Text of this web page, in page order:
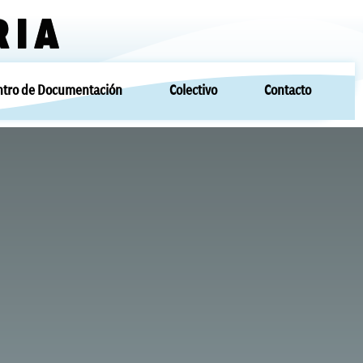
de Documentación Colectivo Contacto